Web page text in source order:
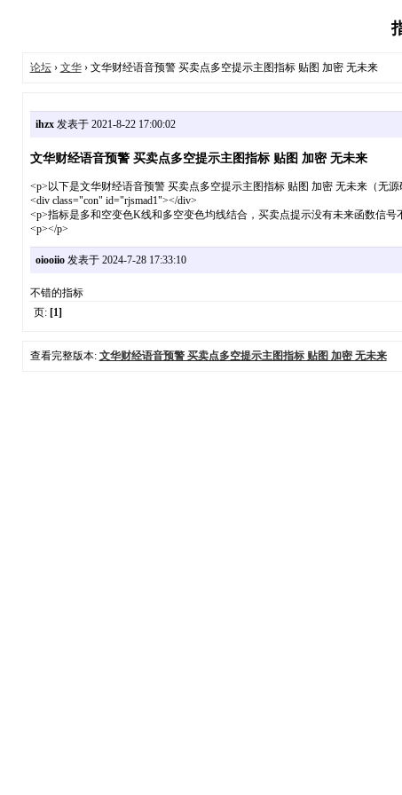
论坛› 文华› 文华财经语音预警 买卖点多空提示主图指标 贴图 加密 无未来
ihzx发表于 2021-8-22 17:00:02
文华财经语音预警 买卖点多空提示主图指标 贴图 加密 无未来
<p>以下是文华财经语音预警 买卖点多空提示主图指标 贴图 加密 无未来（无
<div class="con" id="rjsmad1"></div>
<p>指标是多和空变色K线和多空变色均线结合，买卖点提示没有未来函数信号
<p></p>
oiooiio发表于 2024-7-28 17:33:10
不错的指标
页: [1]
查看完整版本: 文华财经语音预警 买卖点多空提示主图指标 贴图 加密 无未来